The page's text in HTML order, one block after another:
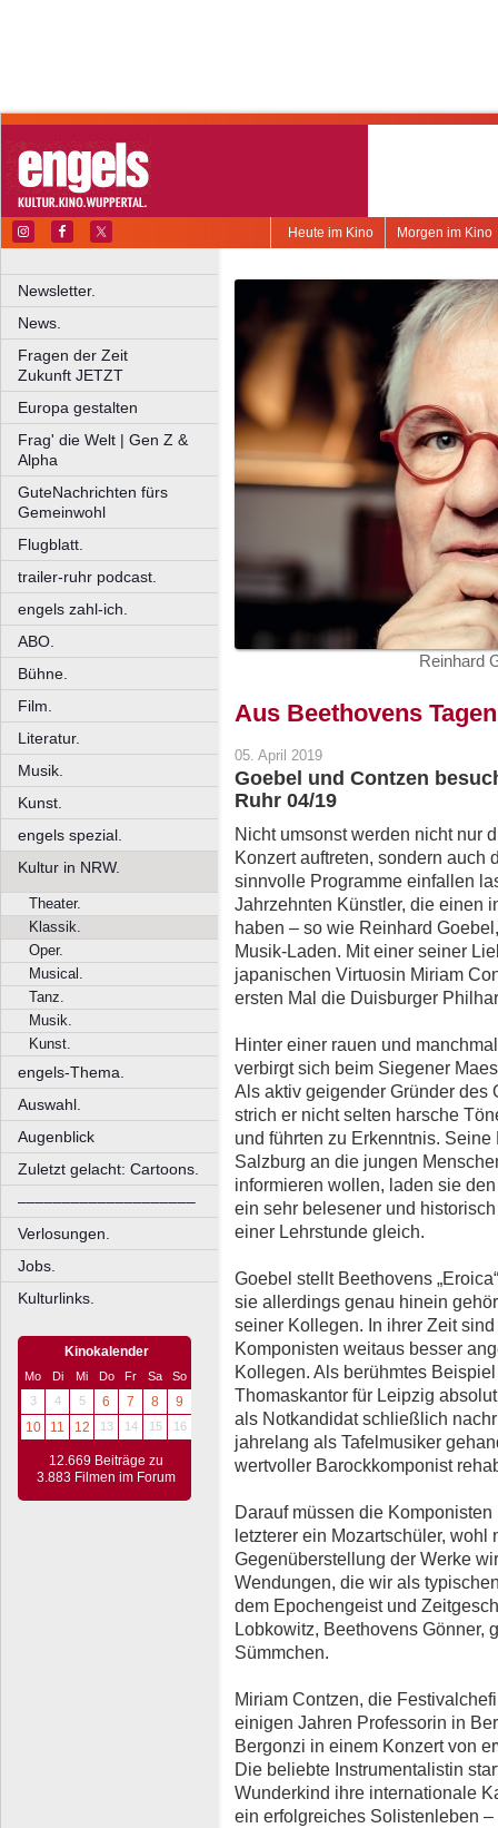
Morgen im Kino
Heute im Kino
Newsletter.
News.
Fragen der Zeit
Zukunft JETZT
Europa gestalten
Frag' die Welt | Gen Z &
Alpha
GuteNachrichten fürs
Gemeinwohl
Flugblatt.
trailer-ruhr podcast.
engels zahl-ich.
ABO.
Bühne.
Film.
Literatur.
Musik.
Kunst.
engels spezial.
Kultur in NRW.
Theater.
Klassik.
Oper.
Musical.
Tanz.
Musik.
Kunst.
engels-Thema.
Auswahl.
Augenblick
Zuletzt gelacht: Cartoons.
––––––––––––––––––––
Verlosungen.
Jobs.
Kulturlinks.
Kinokalender
Mo Di Mi Do Fr Sa
So
3
4 5 6 7 8
9
10
11 12 13 14 15 16
12.669 Beiträge zu
3.883 Filmen im Forum
Reinhard
Aus Beethovens Tagen
05. April 2019
Goebel und Contzen
Ruhr 04/19
Nicht umsonst werden nicht nur
Konzert auftreten, sondern auch
sinnvolle Programme einfallen
Jahrzehnten Künstler, die einen
haben – so wie Reinhard
Musik-Laden. Mit einer seiner
japanischen Virtuosin Miriam
ersten Mal die Duisburger
Hinter einer rauen und
verbirgt sich beim Siegener
Als aktiv geigender Gründer des
strich er nicht selten harsche
und führten zu Erkenntnis.
Salzburg an die jungen
informieren wollen, laden sie
ein sehr belesener und
einer Lehrstunde gleich.
Goebel stellt Beethovens
sie allerdings genau hinein
seiner Kollegen. In ihrer Zeit
Komponisten weitaus besser
Kollegen. Als berühmtes
Thomaskantor für Leipzig
als Notkandidat schließlich
jahrelang als Tafelmusiker
wertvoller Barockkomponist
Darauf müssen die
letzterer ein Mozartschüler, wohl
Gegenüberstellung der Werke
Wendungen, die wir als
dem Epochengeist und
Lobkowitz, Beethovens Gönner,
Sümmchen.
Miriam Contzen, die
einigen Jahren Professorin in
Bergonzi in einem Konzert von
Die beliebte Instrumentalistin
Wunderkind ihre internationale
ein erfolgreiches Solistenleben